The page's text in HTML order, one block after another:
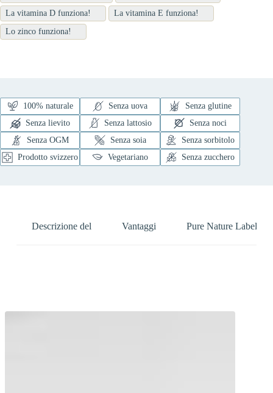
La vitamina D funziona!
La vitamina E funziona!
Lo zinco funziona!
100% naturale Senza uova
Senza glutine
Senza lievito
Senza lattosio
Senza noci
Senza OGM
Senza soia
Senza sorbitolo
Prodotto svizzero
Vegetariano Senza zucchero
Descrizione del Vantaggi Pure Nature Label